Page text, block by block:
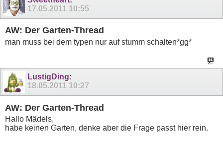
17.05.2011 10:55
AW: Der Garten-Thread
man muss bei dem typen nur auf stumm schalten*gg*
LustigDing:
18.05.2011 10:27
AW: Der Garten-Thread
Hallo Mädels,
habe keinen Garten, denke aber die Frage passt hier rein.